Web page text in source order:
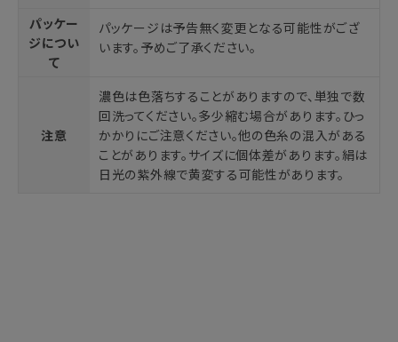
パッケー
ジについ
て
パッケージは予告無く変更となる可能性がござ
います。予めご了承ください。
注意
濃色は色落ちすることがありますので、単独で数
回洗ってください。多少縮む場合があります。ひっ
かかりにご注意ください。他の色糸の混入がある
ことがあります。サイズに個体差があります。絹は
日光の紫外線で黄変する可能性があります。